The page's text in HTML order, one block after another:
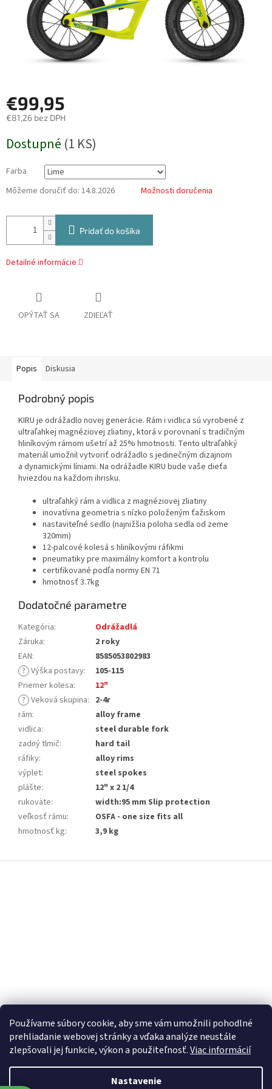
Používame súbory cookie, aby sme vám umožnili pohodlné
prehliadanie webovej stránky a vďaka analýze neustále
zlepšovali jej funkcie, výkon a použiteľnosť.Viac informácií
Nastavenie
€99,95
€81,26 bez DPH
cena:
Dostupné (1 KS)
Farba
Môžeme doručiť do: 14.8.2026 Možnosti doručenia
Pridať do košíka
Detailné informácie
OPÝTAŤ SA ZDIEĽAŤ
Popis Diskusia
Podrobný popis
KIRU je odrážadlo novej generácie. Rám i vidlica sú vyrobené z
ultraľahkej magnéziovej zliatiny, ktorá v porovnaní s tradičným
hliníkovým rámom ušetrí až 25% hmotnosti. Tento ultraľahký
materiál umožnil vytvoriť odrážadlo s jedinečným dizajnom
a dynamickými líniami. Na odrážadle KIRU bude vaše dieťa
hviezdou na každom ihrisku.
ultraľahký rám a vidlica z magnéziovej zliatiny
inovatívna geometria s nízko položeným ťažiskom
nastaviteľné sedlo (najnižšia poloha sedla od zeme
320mm)
12-palcové kolesá s hliníkovými ráfikmi
pneumatiky pre maximálny komfort a kontrolu
certifikované podľa normy EN 71
hmotnosť 3.7kg
Dodatočné parametre
Kategória:
Odrážadlá
Záruka:
2 roky
EAN:
8585053802983
? Výška postavy:
105-115
Priemer kolesa:
12"
? Veková skupina: 2-4r
rám:
alloy frame
vidlica:
steel durable fork
zadný tlmič:
hard tail
ráfiky:
alloy rims
výplet:
steel spokes
plášte:
12" x 2 1/4
rukoväte:
width:95 mm Slip protection
veľkosť rámu:
OSFA - one size fits all
hmotnosť kg: 3,9 kg
Vytvoril Shoptet